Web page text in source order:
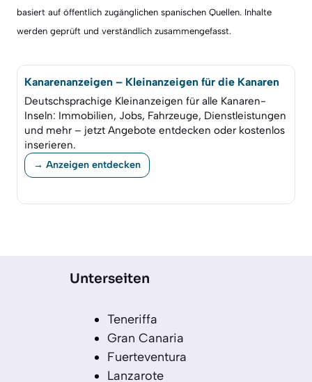
basiert auf öffentlich zugänglichen spanischen Quellen. Inhalte
werden geprüft und verständlich zusammengefasst.
Kanarenanzeigen – Kleinanzeigen für die Kanaren
Deutschsprachige Kleinanzeigen für alle Kanaren-
Inseln: Immobilien, Jobs, Fahrzeuge, Dienstleistungen
und mehr – jetzt Angebote entdecken oder kostenlos
inserieren.
→ Anzeigen entdecken
Unterseiten
Teneriffa
Gran Canaria
Fuerteventura
Lanzarote